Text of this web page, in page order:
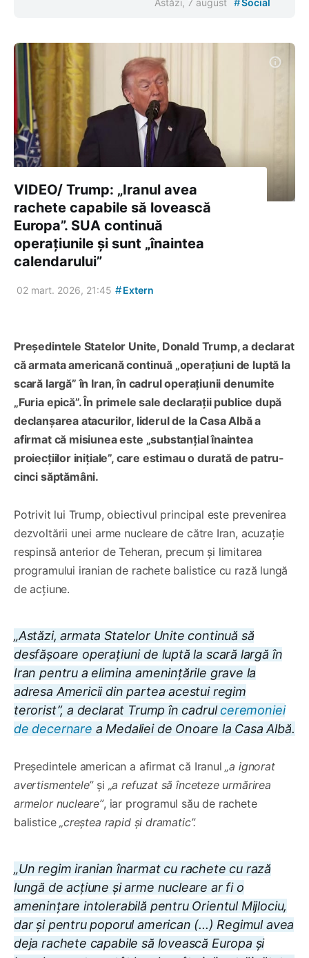
Astăzi, 7 august Social
VIDEO/ Trump: „Iranul avea
rachete capabile să lovească
Europa”. SUA continuă
operațiunile și sunt „înaintea
calendarului”
02 mart. 2026, 21:45 #Extern
Președintele Statelor Unite, Donald Trump, a declarat
că armata americană continuă „operațiuni de luptă la
scară largă” în Iran, în cadrul operațiunii denumite
„Furia epică”. În primele sale declarații publice după
declanșarea atacurilor, liderul de la Casa Albă a
afirmat că misiunea este „substanțial înaintea
proiecțiilor inițiale”, care estimau o durată de patru-
cinci săptămâni.
Potrivit lui Trump, obiectivul principal este prevenirea
dezvoltării unei arme nucleare de către Iran, acuzație
respinsă anterior de Teheran, precum și limitarea
programului iranian de rachete balistice cu rază lungă
de acțiune.
„Astăzi, armata Statelor Unite continuă să
desfășoare operațiuni de luptă la scară largă în
Iran pentru a elimina amenințările grave la
adresa Americii din partea acestui regim
terorist”, a declarat Trump în cadrulceremoniei
de decernare a Medaliei de Onoare la Casa Albă.
Președintele american a afirmat că Iranul„a ignorat
avertismentele”și „a refuzat să înceteze urmărirea
armelor nucleare”, iar programul său de rachete
balistice„creștea rapid și dramatic”.
„Un regim iranian înarmat cu rachete cu rază
lungă de acțiune și arme nucleare ar fi o
amenințare intolerabilă pentru Orientul Mijlociu,
dar și pentru poporul american (...) Regimul avea
deja rachete capabile să lovească Europa și